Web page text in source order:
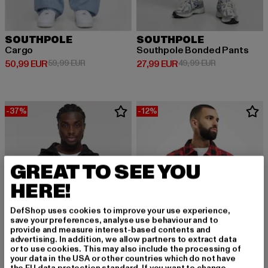
SOUTHPOLE
Cargo
50,99 EUR
Derzeitiger Preis: 50,99 EUR
59,99 EURAktionspreis: 59,99 EUR
SOUTHPOLE
Southpole Bonded Pants
27,99 EUR
Derzeitiger Preis: 27,99 EUR
49,99 EURAktionspreis:
-37% -12%
GREAT TO SEE YOU
HERE!
DefShop uses cookies to improve your use experience,
save your preferences, analyse use behaviour and to
provide and measure interest-based contents and
advertising. In addition, we allow partners to extract data
or to use cookies. This may also include the processing of
your data in the USA or other countries which do not have